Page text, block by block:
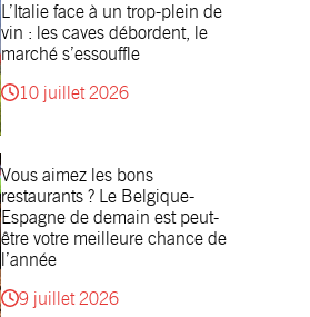
L’Italie face à un trop-plein de
vin : les caves débordent, le
marché s’essouffle
10 juillet 2026
Vous aimez les bons
restaurants ? Le Belgique-
Espagne de demain est peut-
être votre meilleure chance de
l’année
9 juillet 2026